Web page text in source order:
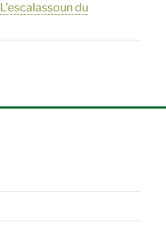
L’escalassoun du